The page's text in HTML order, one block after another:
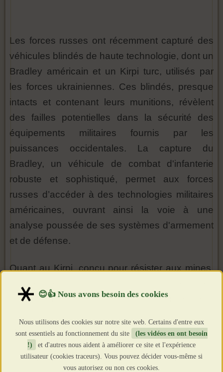
Les forces russes ont récemment capturé des
véhicules blindés de haute technologie, dont un
Bradley américain et un Kirpi turc, utilisés par
les forces ukrainiennes. Ces blindés, presque
intacts et contenant leurs munitions, révèlent
des failles potentielles dans la sécurité des
équipements militaires fournis par les
puissances occidentales. La capture du
Bradley, un véhicule de combat d'infanterie
robuste et sophistiqué, permet aux forces
russes d’accéder à des technologies militaires
américaines, ouvrant ainsi la voie à une
analyse poussée de ses systèmes d'armement
et de défense.
Quant au Kirpi, conçu pour résister aux mines,
informations stratégiques pour renforcer leur
de situation pose un dilemme stratégique pour
les pays fournisseurs, notamment les États-
Unis et la Turquie, qui doivent désormais
Nous utilisons des cookies sur notre site web. Certains d'entre eux
sont essentiels au fonctionnement du site
(les vidéos en ont besoin
!)
et d'autres nous aident à améliorer ce site et l'expérience
utilisateur (cookies traceurs). Vous pouvez décider vous-même si
vous autorisez ou non ces cookies.